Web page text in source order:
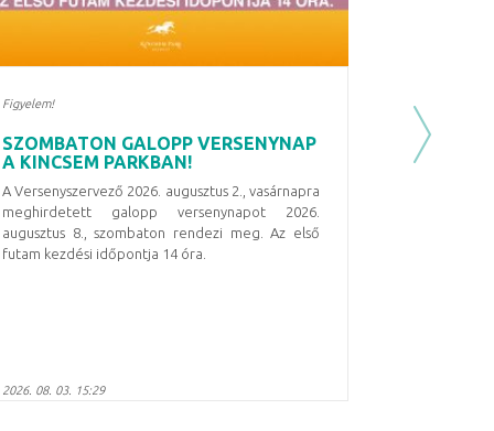
Figyelem!
SZOMBATON GALOPP VERSENYNAP
A KINCSEM PARKBAN!
A Versenyszervező 2026. augusztus 2., vasárnapra
meghirdetett galopp versenynapot 2026.
augusztus 8., szombaton rendezi meg. Az első
futam kezdési időpontja 14 óra
2026. 08. 03. 15:29
Next